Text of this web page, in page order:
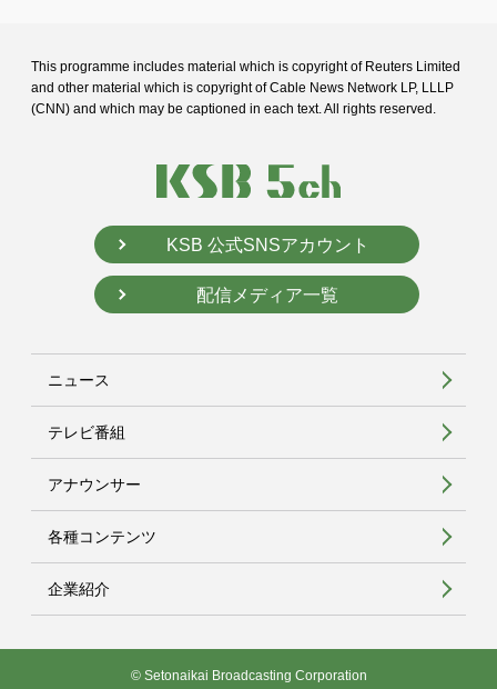
This programme includes material which is copyright of Reuters Limited
and other material which is copyright of Cable News Network LP, LLLP
(CNN) and which may be captioned in each text. All rights reserved.
KSB 公式SNSアカウント
配信メディア一覧
ニュース
テレビ番組
アナウンサー
各種コンテンツ
企業紹介
© Setonaikai Broadcasting Corporation